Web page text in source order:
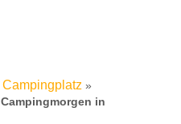
Campingplatz »
in